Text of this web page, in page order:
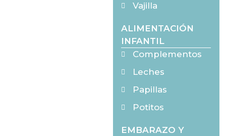
Vajilla
ALIMENTACIÓN
INFANTIL
Complementos
Leches
Papillas
Potitos
EMBARAZO Y